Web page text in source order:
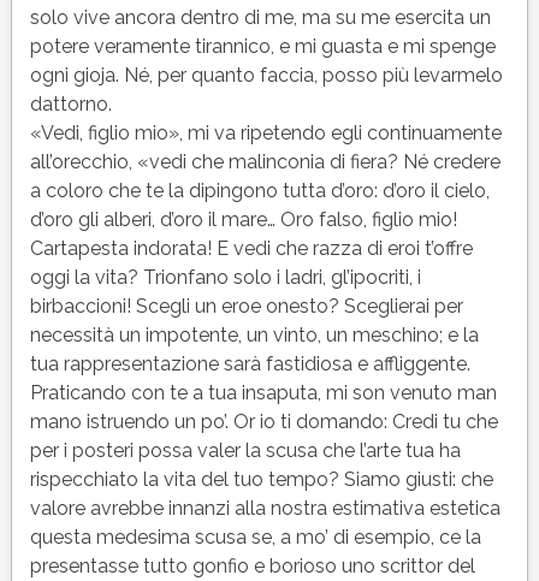
solo vive ancora dentro di me, ma su me esercita un
potere veramente tirannico, e mi guasta e mi spenge
ogni gioja. Né, per quanto faccia, posso più levarmelo
dattorno.
«Vedi, figlio mio», mi va ripetendo egli continuamente
all’orecchio, «vedi che malinconia di fiera? Né credere
a coloro che te la dipingono tutta d’oro: d’oro il cielo,
d’oro gli alberi, d’oro il mare… Oro falso, figlio mio!
Cartapesta indorata! E vedi che razza di eroi t’offre
oggi la vita? Trionfano solo i ladri, gl’ipocriti, i
birbaccioni! Scegli un eroe onesto? Sceglierai per
necessità un impotente, un vinto, un meschino; e la
tua rappresentazione sarà fastidiosa e affliggente.
Praticando con te a tua insaputa, mi son venuto man
mano istruendo un po’. Or io ti domando: Credi tu che
per i posteri possa valer la scusa che l’arte tua ha
rispecchiato la vita del tuo tempo? Siamo giusti: che
valore avrebbe innanzi alla nostra estimativa estetica
questa medesima scusa se, a mo’ di esempio, ce la
presentasse tutto gonfio e borioso uno scrittor del